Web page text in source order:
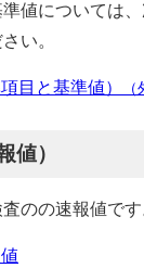
値については
い。
目と基準値）
値）
のの速報値です